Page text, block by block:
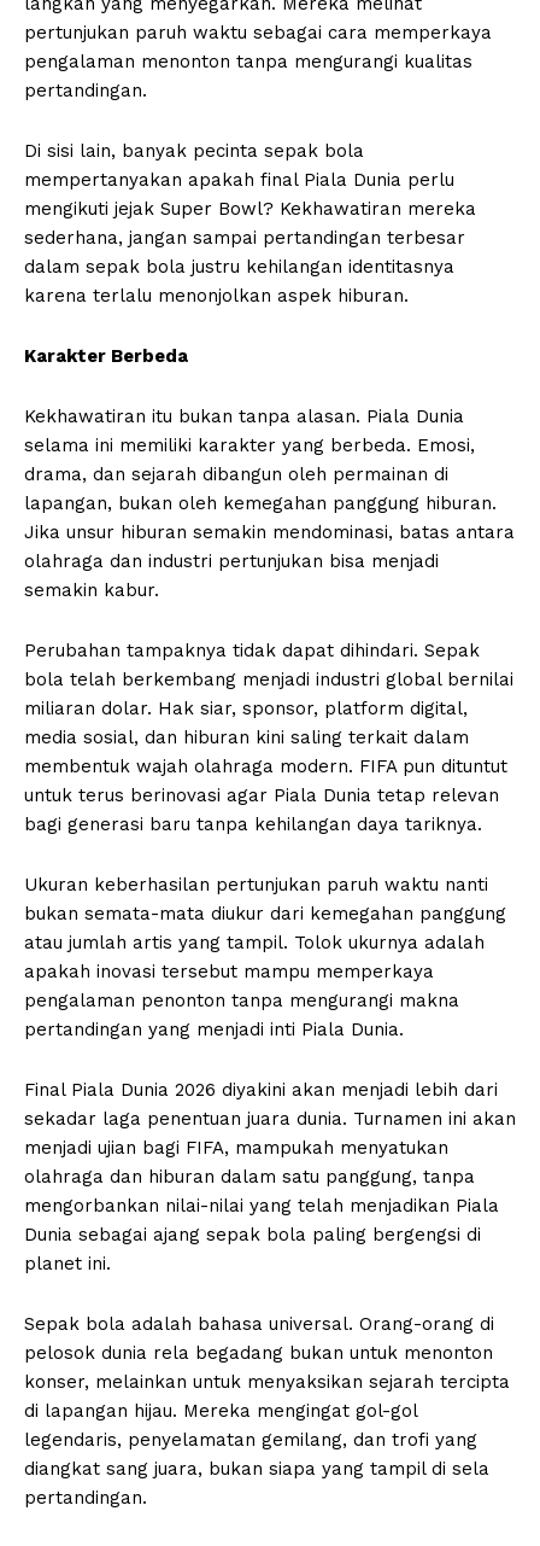
pertunjukan paruh waktu sebagai cara memperkaya
pengalaman menonton tanpa mengurangi kualitas
pertandingan.
Di sisi lain, banyak pecinta sepak bola
mempertanyakan apakah final Piala Dunia perlu
mengikuti jejak Super Bowl? Kekhawatiran mereka
sederhana, jangan sampai pertandingan terbesar
dalam sepak bola justru kehilangan identitasnya
karena terlalu menonjolkan aspek hiburan.
Karakter Berbeda
Kekhawatiran itu bukan tanpa alasan. Piala Dunia
selama ini memiliki karakter yang berbeda. Emosi,
drama, dan sejarah dibangun oleh permainan di
lapangan, bukan oleh kemegahan panggung hiburan.
Jika unsur hiburan semakin mendominasi, batas antara
olahraga dan industri pertunjukan bisa menjadi
semakin kabur.
Perubahan tampaknya tidak dapat dihindari. Sepak
bola telah berkembang menjadi industri global bernilai
miliaran dolar. Hak siar, sponsor, platform digital,
media sosial, dan hiburan kini saling terkait dalam
membentuk wajah olahraga modern. FIFA pun dituntut
untuk terus berinovasi agar Piala Dunia tetap relevan
bagi generasi baru tanpa kehilangan daya tariknya.
Ukuran keberhasilan pertunjukan paruh waktu nanti
bukan semata-mata diukur dari kemegahan panggung
atau jumlah artis yang tampil. Tolok ukurnya adalah
apakah inovasi tersebut mampu memperkaya
pengalaman penonton tanpa mengurangi makna
pertandingan yang menjadi inti Piala Dunia.
Final Piala Dunia 2026 diyakini akan menjadi lebih dari
sekadar laga penentuan juara dunia. Turnamen ini akan
menjadi ujian bagi FIFA, mampukah menyatukan
olahraga dan hiburan dalam satu panggung, tanpa
mengorbankan nilai-nilai yang telah menjadikan Piala
Dunia sebagai ajang sepak bola paling bergengsi di
planet ini.
Sepak bola adalah bahasa universal. Orang-orang di
pelosok dunia rela begadang bukan untuk menonton
konser, melainkan untuk menyaksikan sejarah tercipta
di lapangan hijau. Mereka mengingat gol-gol
legendaris, penyelamatan gemilang, dan trofi yang
diangkat sang juara, bukan siapa yang tampil di sela
pertandingan.